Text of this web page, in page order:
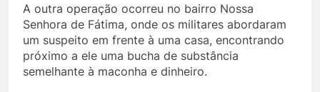
A outra operação ocorreu no bairro Nossa
Senhora de Fátima, onde os militares abordaram
um suspeito em frente à uma casa, encontrando
próximo a ele uma bucha de substância
semelhante à maconha e dinheiro.